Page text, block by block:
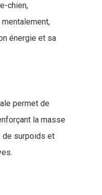
chien,
énergie et sa
permet de
la masse
de surpoids et